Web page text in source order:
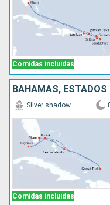
Comidas incluidas
BAHAMAS, ESTADOS
Comidas incluidas
Silver shadow